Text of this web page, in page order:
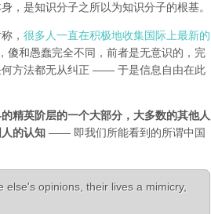
，是知识分子之所以为知识分子的根基。
， 很多人一直在积极地收集国际上最新的
和愚蠢完全不同，前者是无意识的，完
何方法都无从纠正 —— 于是信息自由在此
精英阶层的一个大部分，大多数的其他人
的认知 —— 即我们所能看到的所谓中国
opinions, their lives a mimicry,